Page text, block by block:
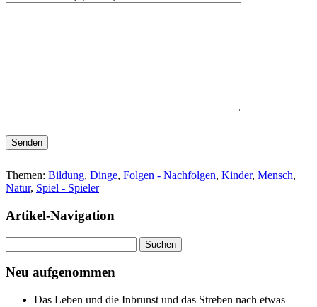
Bitte lasse dieses Feld leer.
Themen: Bildung, Dinge, Folgen - Nachfolgen, Kinder, Mensch,
Natur, Spiel - Spieler
Artikel-Navigation
nach:
Neu aufgenommen
Das Leben und die Inbrunst und das Streben nach etwas